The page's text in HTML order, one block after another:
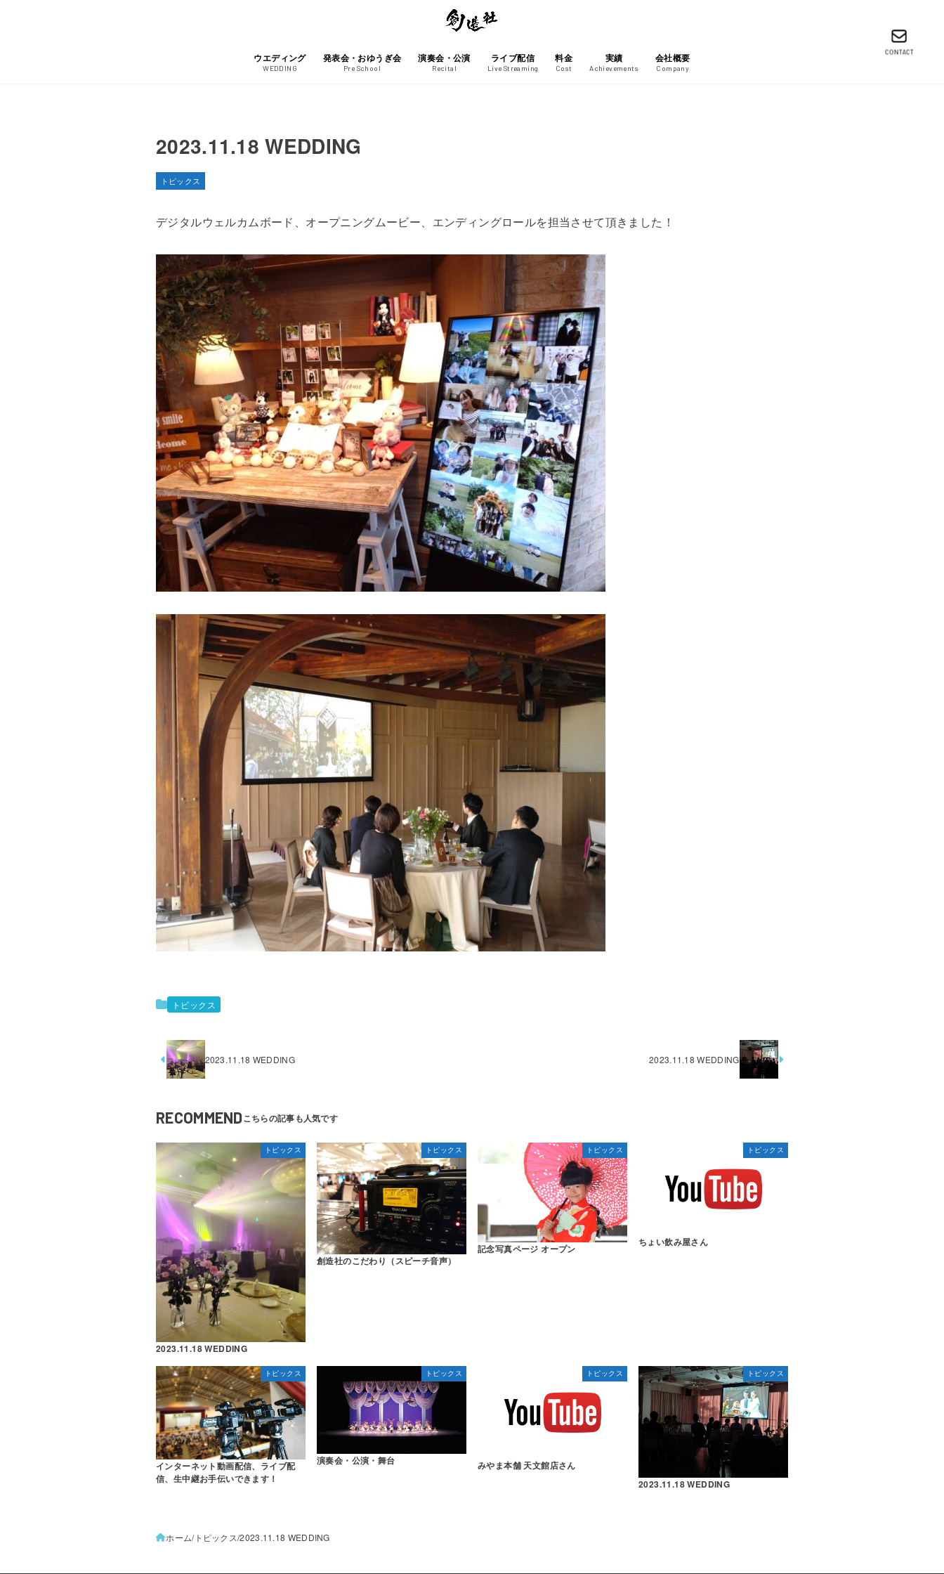
ウエディング
WEDDING
発表会・おゆうぎ会
Pre School
演奏会・公演
Recital
ライブ配信
Live Streaming
料金
Cost
実績
Achievements
会社概要
Company
CONTACT
2023.11.18 WEDDING
トピックス
デジタルウェルカムボード、オープニングムービー、エンディングロールを担当させて頂きました！
トピックス
2023.11.18 WEDDING 2023.11.18 WEDDING
RECOMMEND
トピックス
2023.11.18 WEDDING
トピックス
創造社のこだわり（スピーチ音声）
トピックス
記念写真ページ オープン
トピックス
ちょい飲み屋さん
トピックス
インターネット動画配信、ライブ配
信、生中継お手伝いできます！
トピックス
演奏会・公演・舞台
トピックス
みやま本舗 天文館店さん
トピックス
2023.11.18 WEDDING
ホームトピックス2023.11.18 WEDDING